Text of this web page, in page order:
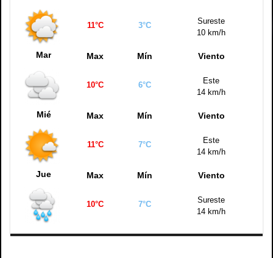
11°C 3°C
Sureste
10 km/h
Mar Max Mín Viento
10°C 6°C
Este
14 km/h
Mié Max Mín Viento
11°C 7°C
Este
14 km/h
Jue Max Mín Viento
10°C 7°C
Sureste
14 km/h